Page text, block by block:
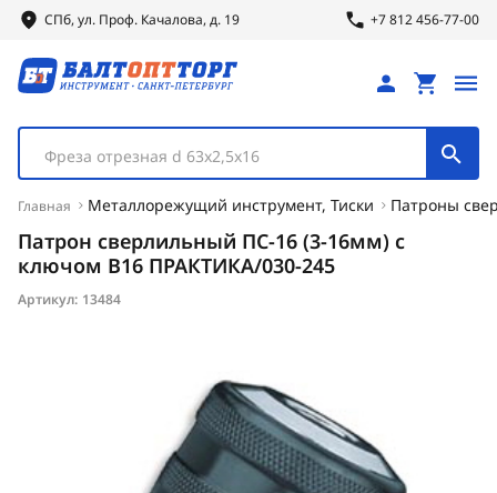
СПб, ул. Проф. Качалова, д. 19 +7 812 456-77-00
Фреза отрезная d 63х2,5х16
Главная Металлорежущий инструмент, Тиски Патроны
Патрон сверлильный ПС-16 (3-16мм) с
ключом В16 ПРАКТИКА/030-245
Артикул: 13484